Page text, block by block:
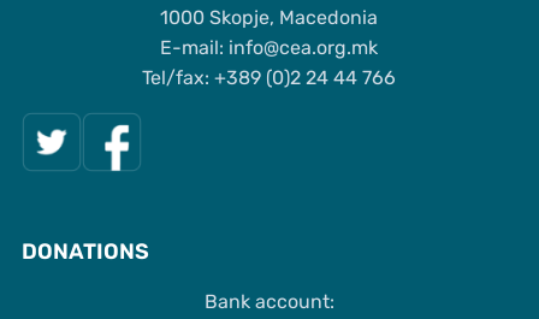
1000 Skopje, Macedonia
Е-mail: info@cea.org.mk
Tel/fax: +389 (0)2 24 44 766
DONATIONS
Bank account: